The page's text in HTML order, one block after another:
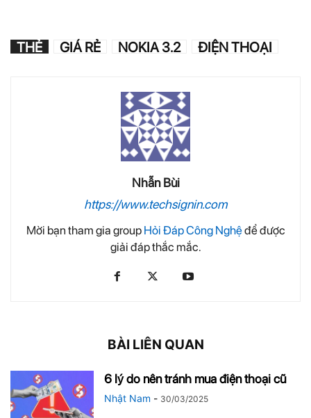
THẺ GIÁ RẺ NOKIA 3.2 ĐIỆN THOẠI
Nhẫn Bùi
https://www.techsignin.com
Mời bạn tham gia group Hỏi Đáp Công Nghệđể được
giải đáp thắc mắc.
BÀI LIÊN QUAN
6 lý do nên tránh mua điện thoại cũ
Nhật Nam - 30/03/2025